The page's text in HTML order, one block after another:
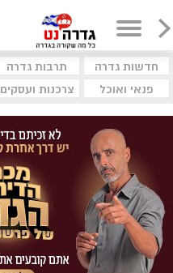
חדשות גדרה תרבות גדרה
פנאי ואוכל
צרכנות ועסקים